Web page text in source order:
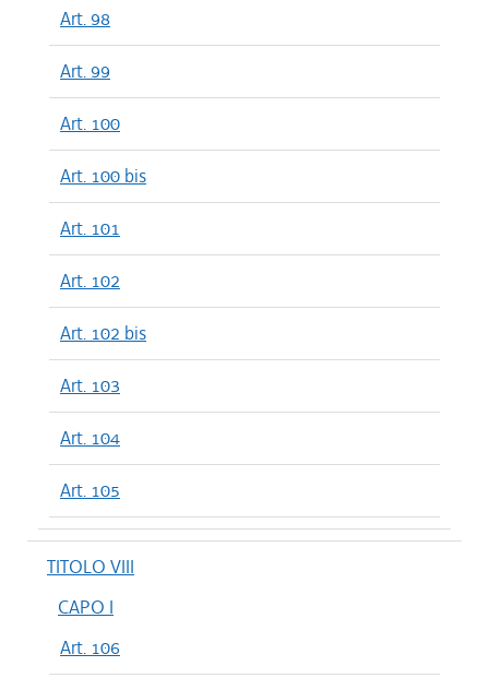
Art. 98
Art. 99
Art. 100
Art. 100 bis
Art. 101
Art. 102
Art. 102 bis
Art. 103
Art. 104
Art. 105
TITOLO VIII
CAPO I
Art. 106